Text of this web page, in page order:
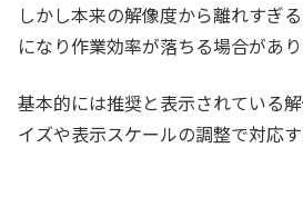
しかし本来の解像度から離れすぎ
になり作業効率が落ちる場合があり
基本的には推奨と表示されている
イズや表示スケールの調整で対応す